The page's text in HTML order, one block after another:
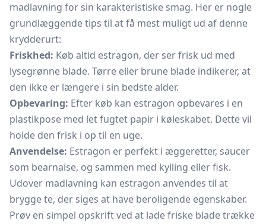
madlavning for sin karakteristiske smag. Her er nogle
grundlæggende tips til at få mest muligt ud af denne
krydderurt:
Friskhed: Køb altid estragon, der ser frisk ud med
lysegrønne blade. Tørre eller brune blade indikerer, at
den ikke er længere i sin bedste alder.
Opbevaring: Efter køb kan estragon opbevares i en
plastikpose med let fugtet papir i køleskabet. Dette vil
holde den frisk i op til en uge.
Anvendelse: Estragon er perfekt i æggeretter, saucer
som bearnaise, og sammen med kylling eller fisk.
Udover madlavning kan estragon anvendes til at
brygge te, der siges at have beroligende egenskaber.
Prøv en simpel opskrift ved at lade friske blade trække